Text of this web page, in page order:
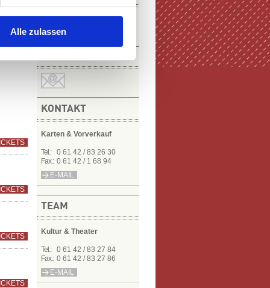
Alle zulassen
KONTAKT
Karten & Vorverkauf
Tel.:
0 61 42 / 83 26 30
Fax.: 0 61 42 / 1 68 94
E-MAIL
TEAM
Kultur & Theater
Tel.:
0 61 42 / 83 27 84
Fax.: 0 61 42 / 83 27 86
E-MAIL